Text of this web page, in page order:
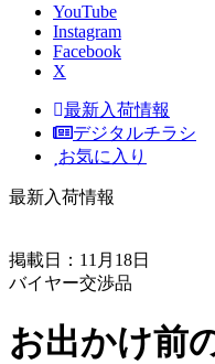
YouTube
Instagram
Facebook
X
最新入荷情報
デジタルチラシ
お気に入り
最新入荷情報
掲載日：11月18日
バイヤー交渉品
お出かけ前